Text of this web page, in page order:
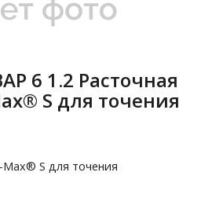
6 1.2 Расточная
S для точения
Max® S для точения